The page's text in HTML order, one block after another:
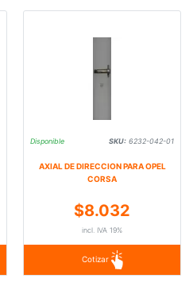
Disponible SKU: 6232-042-01
AXIAL DE DIRECCION PARA OPEL
CORSA
$8.032
incl. IVA 19%
Cotizar